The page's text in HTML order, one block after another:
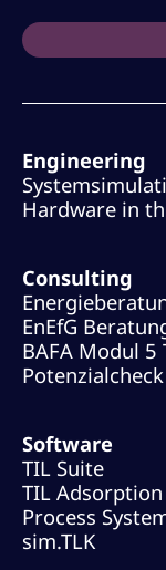
Engineering
Hardware in
Consulting
EnEfG
BAFA Modul
Potenzialcheck
Software
TIL Suite
TIL Adsorption
Process
sim.TLK